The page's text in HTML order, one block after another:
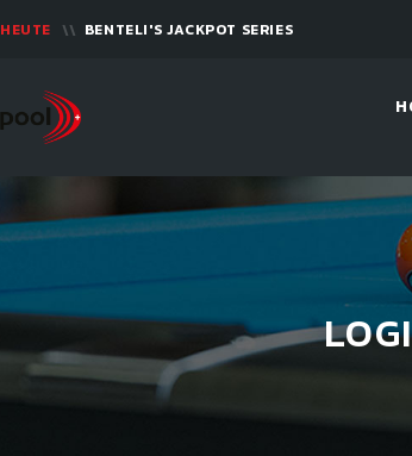
07. AUG. 2026, 19:00 BILLARD TOUR 2026